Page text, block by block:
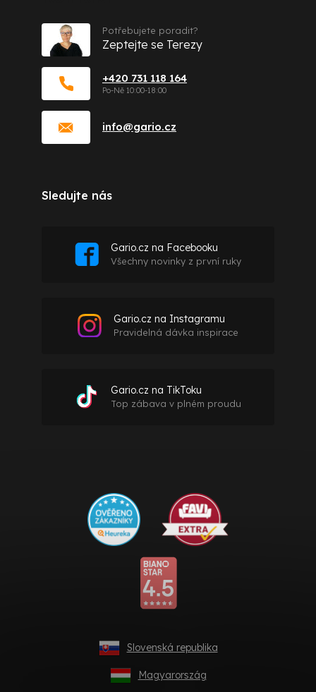
info@gario.cz
+420 731 118 164
Potřebujete poradit?
Zeptejte se Terezy
Sledujte nás
Gario.cz na Facebooku
Všechny novinky z první ruky
Gario.cz na Instagramu
Pravidelná dávka inspirace
Gario.cz na TikToku
Top zábava v plném proudu
Slovenská republika
Magyarország